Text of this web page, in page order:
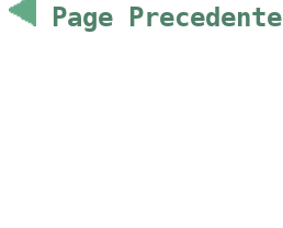
Page Precedente